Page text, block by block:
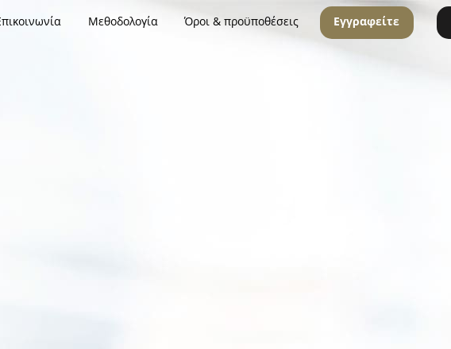
Μεθοδολογία Όροι & προϋποθέσεις Εγγραφείτε